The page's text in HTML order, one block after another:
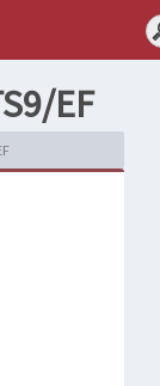
EF